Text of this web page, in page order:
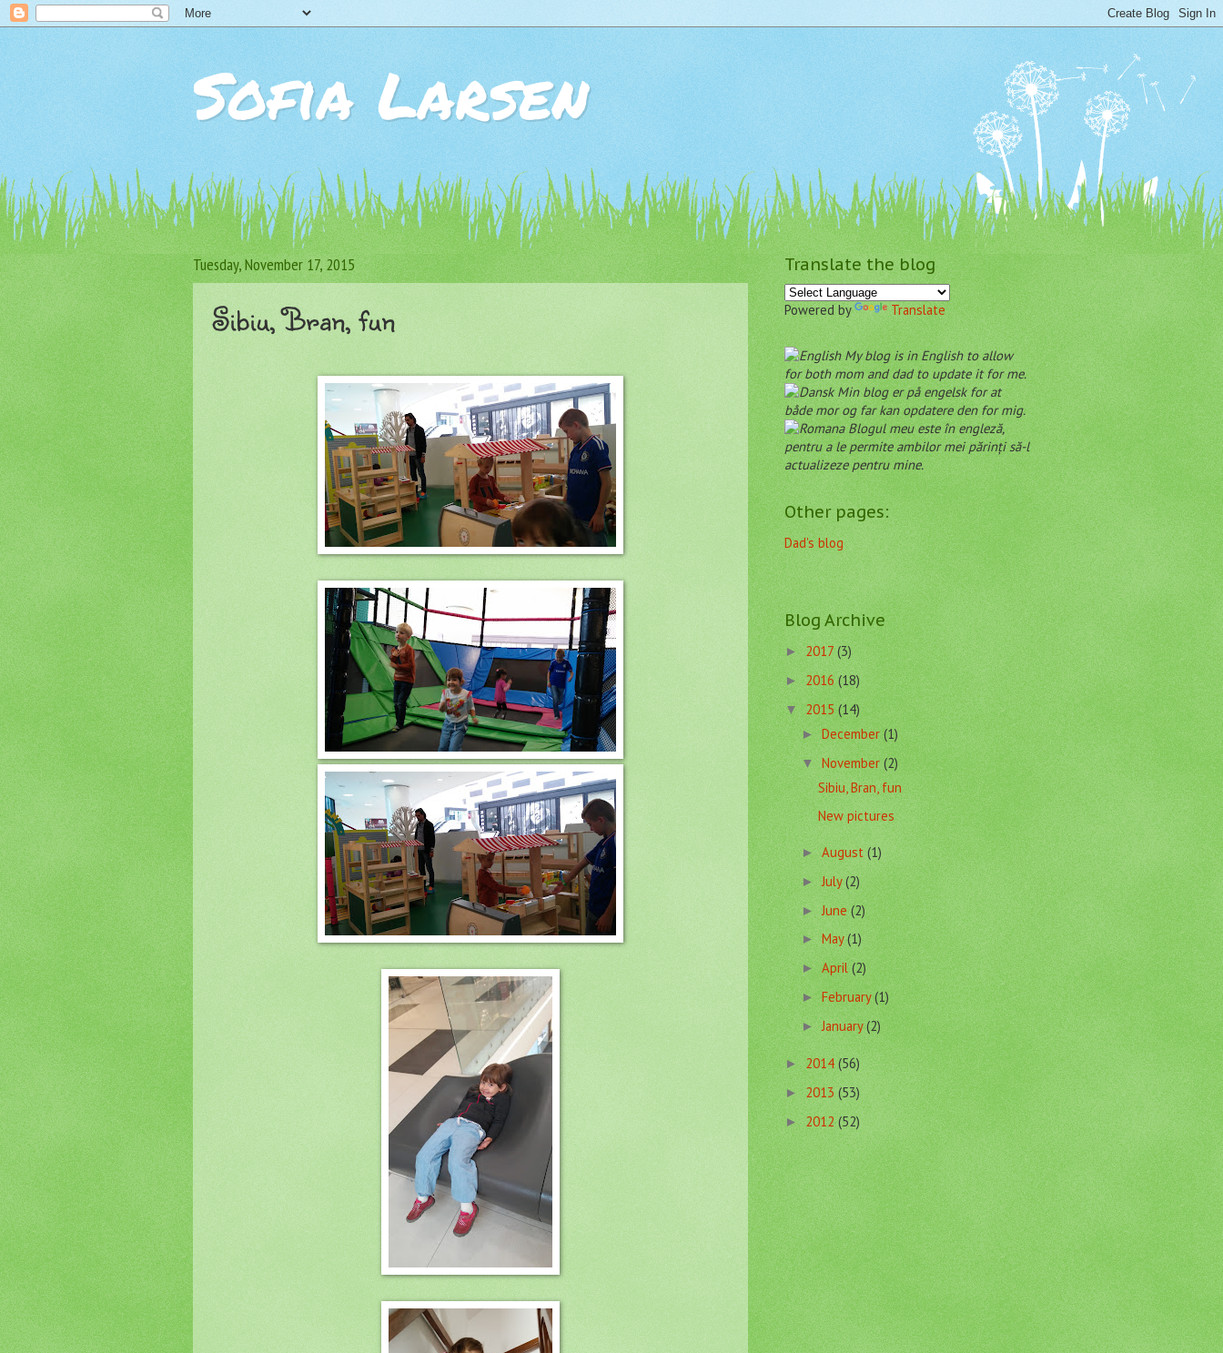
Sofia Larsen
Tuesday, November 17, 2015
Sibiu, Bran, fun
Translate the blog
Powered by Translate
My blog is in English to allow
for both mom and dad to update it for me.
Min blog er på engelsk for at
både mor og far kan opdatere den for mig.
Blogul meu este în engleză,
pentru a le permite ambilor mei părinți să-l
actualizeze pentru mine.
Other pages:
Dad's blog
Blog Archive
►2017(3)
►2016(18)
▼2015(14)
►December(1)
▼November(2)
Sibiu, Bran, fun
New pictures
►August(1)
►July(2)
►June(2)
►May(1)
►April(2)
►February(1)
►January(2)
►2014(56)
►2013(53)
►2012(52)